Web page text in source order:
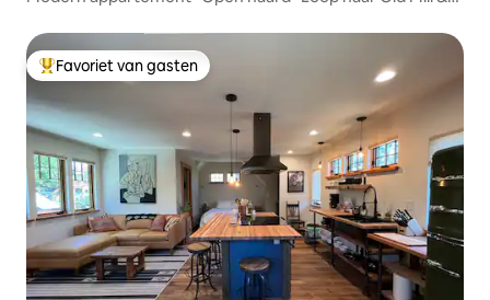
Topfavoriet van gasten
Favoriet van gasten